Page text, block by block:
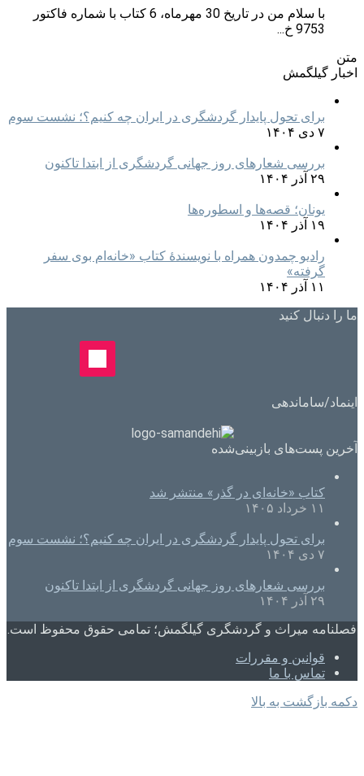
با سلام من در تاریخ 30 مهرماه، 6 کتاب با شماره فاکتور
9753 خ...
متن
اخبار گیلگمش
برای تحول پایدار گردشگری در ایران چه کنیم؟؛ نشست سوم
۷ دی ۱۴۰۴
بررسی شعارهای روز جهانی گردشگری از ابتدا تاکنون
۲۹ آذر ۱۴۰۴
یونان؛ قصه‌ها و اسطوره‌ها
۱۹ آذر ۱۴۰۴
رادیو چمدون همراه با نویسندهٔ کتاب «خانه‌ام بوی سفر
گرفته»
۱۱ آذر ۱۴۰۴
ما را دنبال کنید
اینماد/ساماندهی
آخرین پست‌های بازبینی‌شده
کتاب «خانه‌ای در گذر» منتشر شد
۱۱ خرداد ۱۴۰۵
برای تحول پایدار گردشگری در ایران چه کنیم؟؛ نشست سوم
۷ دی ۱۴۰۴
بررسی شعارهای روز جهانی گردشگری از ابتدا تاکنون
۲۹ آذر ۱۴۰۴
فصلنامه میراث و گردشگری گیلگمش؛ تمامی حقوق محفوظ است.
قوانین و مقررات
تماس با ما
دکمه بازگشت به بالا